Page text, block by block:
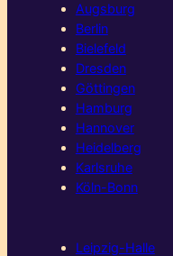
Augsburg
Berlin
Bielefeld
Dresden
Göttingen
Hamburg
Hannover
Heidelberg
Karlsruhe
Köln-Bonn
Leipzig-Halle